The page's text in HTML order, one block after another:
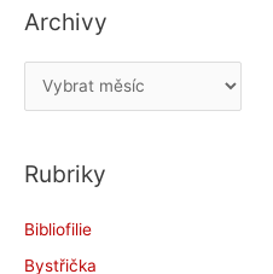
Archivy
r
h
v
Rubriky
Bibliofilie
Bystřička